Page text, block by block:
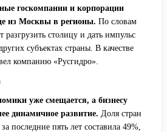
госкомпании и корпорации
из Москвы в регионы. По словам
разгрузить столицу и дать импульс
субъектах страны. В качестве
компанию «Русгидро».
уже смещается, а бизнесу
динамичное развитие. Доля стран
пять лет составила 49%,